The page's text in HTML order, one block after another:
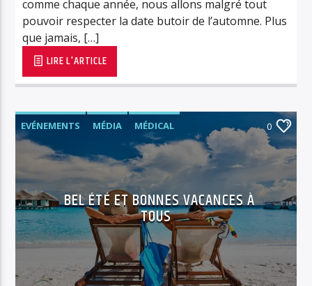
comme chaque année, nous allons malgré tout
pouvoir respecter la date butoir de l’automne. Plus
que jamais, […]
LIRE L'ARTICLE
EVÉNEMENTS MÉDIA
MÉDICAL
MUSIQUE
RADIO
RÉTRO/VINTAGE
RVPLUS
0
BEL ÉTÉ ET BONNES VACANCES À
TOUS